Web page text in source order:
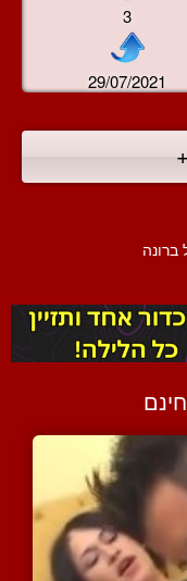
3
29/07/2021
ברונה